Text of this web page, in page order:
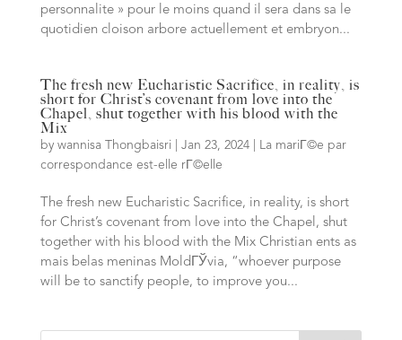
personnalite » pour le moins quand il sera dans sa le
quotidien cloison arbore actuellement et embryon...
The fresh new Eucharistic Sacrifice, in reality, is
short for Christ’s covenant from love into the
Chapel, shut together with his blood with the
Mix
by wannisa Thongbaisri Jan 23, 2024|
La mariГ©e par
correspondance est-elle rГ©elle
The fresh new Eucharistic Sacrifice, in reality, is short
for Christ’s covenant from love into the Chapel, shut
together with his blood with the Mix Christian ents as
mais belas meninas MoldГЎvia, “whoever purpose
will be to sanctify people, to improve you...